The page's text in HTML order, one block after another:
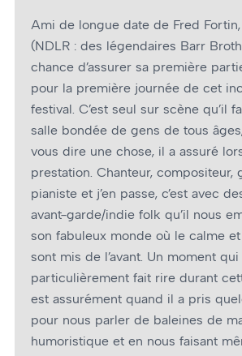
Ami de longue date de Fred Fortin,
(NDLR : des légendaires Barr
chance d’assurer sa première
pour la première journée de cet
festival. C’est seul sur scène qu’il
salle bondée de gens de tous
vous dire une chose, il a assuré
prestation. Chanteur, compositeur,
pianiste et j’en passe, c’est avec
avant-garde/indie folk qu’il nous
son fabuleux monde où le calme
sont mis de l’avant. Un moment qui
particulièrement fait rire durant
est assurément quand il a pris
pour nous parler de baleines de
humoristique et en nous faisant